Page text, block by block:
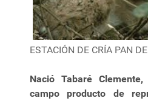
ESTACIÓN DE CRÍA PAN
Nació Tabaré
campo producto de